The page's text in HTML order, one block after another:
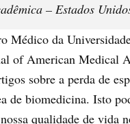
– Estados
Médico da
of American Medical
sobre a perda de
de biomedicina. Isto
qualidade de vida